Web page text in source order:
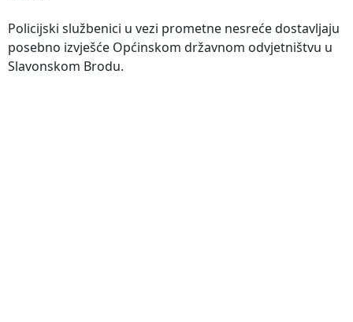
Policijski službenici u vezi prometne nesreće dostavljaju
posebno izvješće Općinskom državnom odvjetništvu u
Slavonskom Brodu.